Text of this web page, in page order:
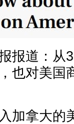
报道：从
也对美国
加拿大的